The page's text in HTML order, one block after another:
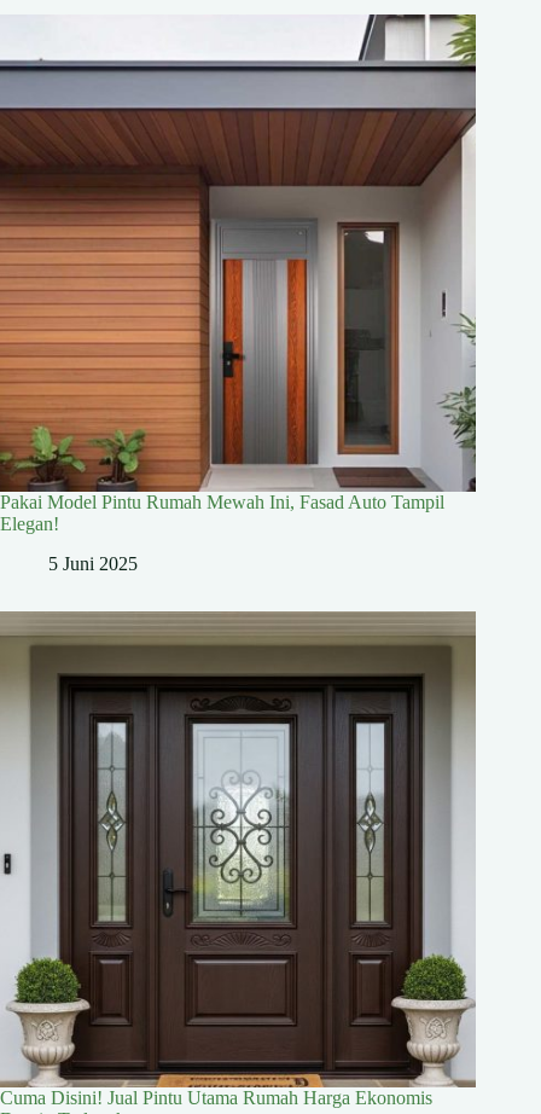
Pakai Model Pintu Rumah Mewah Ini, Fasad Auto Tampil
Elegan!
5 Juni 2025
Cuma Disini! Jual Pintu Utama Rumah Harga Ekonomis